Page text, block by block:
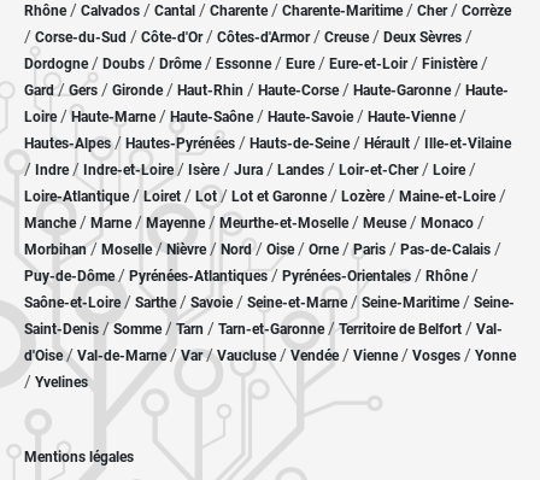
Rhône/ Calvados / Cantal / Charente / Charente-Maritime/ Cher / Corrèze
/ Corse-du-Sud / Côte-d'Or / Côtes-d'Armor/ Creuse/ Deux Sèvres /
Dordogne/ Doubs / Drôme/ Essonne / Eure/ Eure-et-Loir / Finistère/
Gard/ Gers / Gironde/ Haut-Rhin / Haute-Corse/ Haute-Garonne/ Haute-
Loire/Haute-Marne/ Haute-Saône/ Haute-Savoie/ Haute-Vienne/
Hautes-Alpes/ Hautes-Pyrénées / Hauts-de-Seine/ Hérault / Ille-et-Vilaine
/ Indre/ Indre-et-Loire/ Isère/ Jura / Landes / Loir-et-Cher/ Loire/
Loire-Atlantique/ Loiret / Lot/ Lot et Garonne/ Lozère / Maine-et-Loire/
Manche/ Marne/ Mayenne/ Meurthe-et-Moselle/ Meuse/ Monaco /
Morbihan/ Moselle/ Nièvre / Nord/ Oise / Orne/Paris / Pas-de-Calais /
Puy-de-Dôme/ Pyrénées-Atlantiques / Pyrénées-Orientales / Rhône/
Saône-et-Loire/ Sarthe/ Savoie/ Seine-et-Marne/ Seine-Maritime/ Seine-
Saint-Denis /Somme/ Tarn / Tarn-et-Garonne/Territoire de Belfort / Val-
d'Oise/ Val-de-Marne/Var/Vaucluse/ Vendée/ Vienne/ Vosges / Yonne
/ Yvelines
Mentions légales